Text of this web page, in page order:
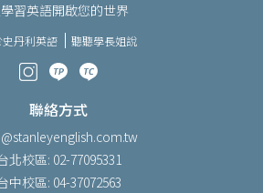
習英語開啟您的世界
史丹利英語 聽聽學長姐說
聯絡方式
北校區: 02-77095331
中校區: 04-37072563